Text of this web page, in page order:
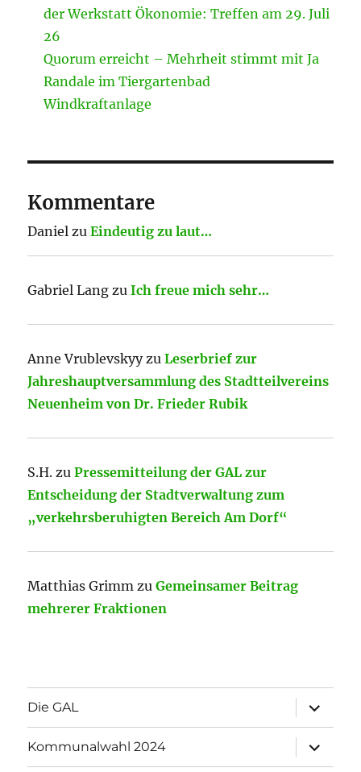
der Werkstatt Ökonomie: Treffen am 29. Juli
26
Quorum erreicht – Mehrheit stimmt mit Ja
Randale im Tiergartenbad
Windkraftanlage
Kommentare
Daniel zuEindeutig zu laut…
Gabriel Lang zuIch freue mich sehr…
Anne VrublevskyyzuLeserbrief zur
Jahreshauptversammlung des Stadtteilvereins
Neuenheim von Dr. Frieder Rubik
S.H. zuPressemitteilung der GAL zur
Entscheidung der Stadtverwaltung zum
„verkehrsberuhigten Bereich Am Dorf“
Matthias Grimm zuGemeinsamer Beitrag
mehrerer Fraktionen
Die GAL
öffnen
Kommunalwahl 2024
öffnen